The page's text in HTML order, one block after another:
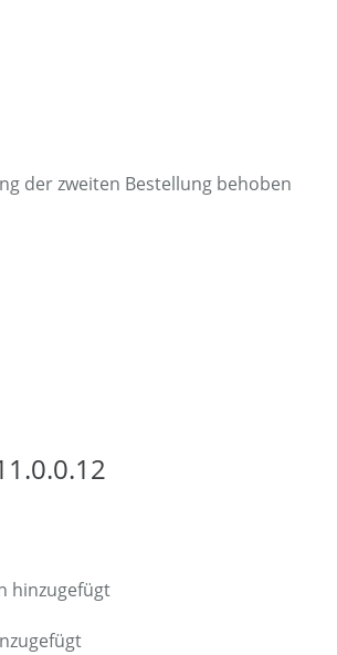
der zweiten Bestellung behoben
hinzugefügt